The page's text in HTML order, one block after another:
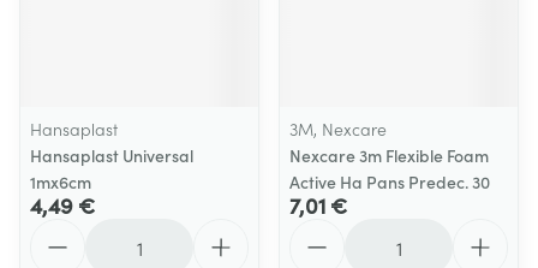
Hansaplast
Hansaplast Universal
1mx6cm
4,49 €
3M, Nexcare
Nexcare 3m Flexible Foam
Active Ha Pans Predec. 30
7,01 €